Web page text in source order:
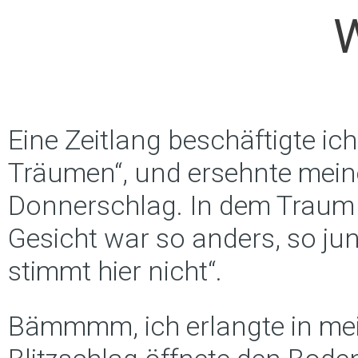
Eine Zeitlang beschäftigte
Träumen“, und ersehnte
Donnerschlag. In dem
Gesicht war so anders, so
stimmt hier nicht“.
Bämmmm, ich erlangte in